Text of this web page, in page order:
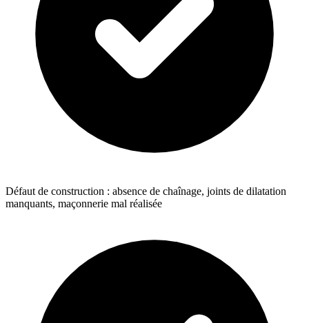
Défaut de construction : absence de chaînage, joints de dilatation
manquants, maçonnerie mal réalisée